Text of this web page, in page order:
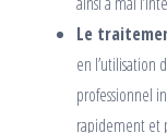
Le
en l’utilisation
professionnel
rapidement et